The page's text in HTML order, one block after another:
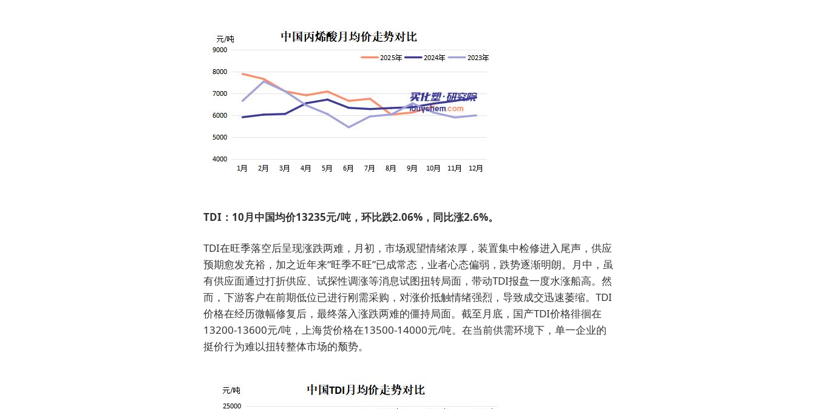
TDI：10月中国均价13235元/吨，环比跌2.06%，同比涨2.6%。
TDI在旺季落空后呈现涨跌两难，月初，市场观望情绪浓厚，装置集中检修进入尾声，供应
预期愈发充裕，加之近年来“旺季不旺”已成常态，业者心态偏弱，跌势逐渐明朗。月中，虽
有供应面通过打折供应、试探性调涨等消息试图扭转局面，带动TDI报盘一度水涨船高。然
而，下游客户在前期低位已进行刚需采购，对涨价抵触情绪强烈，导致成交迅速萎缩。TDI
价格在经历微幅修复后，最终落入涨跌两难的僵持局面。截至月底，国产TDI价格徘徊在
13200-13600元/吨，上海货价格在13500-14000元/吨。在当前供需环境下，单一企业的
挺价行为难以扭转整体市场的颓势。